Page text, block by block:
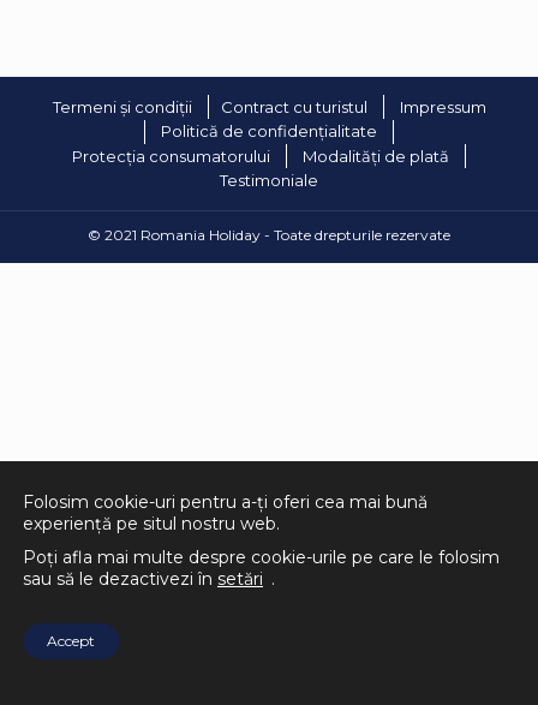
Termeni și condiții Contract cu turistul
Impressum
Politică de confidențialitate
Protecția consumatorului
Modalități de plată
Testimoniale
© 2021 Romania Holiday - Toate drepturile rezervate
Folosim cookie-uri pentru a-ți oferi cea mai bună
experiență pe situl nostru web.
Poți afla mai multe despre cookie-urile pe care le folosim
sau să le dezactivezi în setări .
Accept